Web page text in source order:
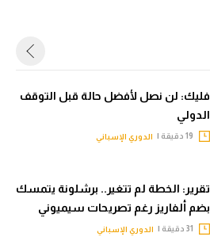
فليك: لن نصل لأفضل حالة قبل التوقف
الدولي
الدوري الإسباني
تقرير: الخطة لم تتغير.. برشلونة يتمسك
بضم ألفاريز رغم تصريحات سيميوني
الدوري الإسباني